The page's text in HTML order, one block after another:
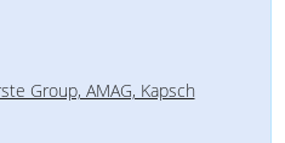
Group, AMAG, Kapsch